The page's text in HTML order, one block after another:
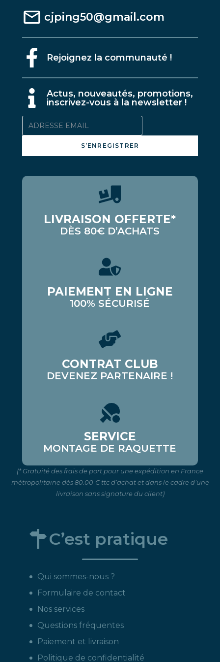
cjping50@gmail.com
Rejoignez la communauté !
Actus, nouveautés, promotions,
inscrivez-vous à la newsletter !
S’ENREGISTRER
LIVRAISON OFFERTE*
DÈS 80€ D’ACHATS
PAIEMENT EN LIGNE
100% SÉCURISÉ
CONTRAT CLUB
DEVENEZ PARTENAIRE !
SERVICE
MONTAGE DE RAQUETTE
(* Gratuité des frais de port pour une expédition en France
métropolitaine dès 80.00 € ttc d’achat et dans le cadre d’une
livraison sans signature du client)
C’est pratique
Qui sommes-nous ?
Formulaire de contact
Nos services
Questions fréquentes
Paiement et livraison
Politique de confidentialité